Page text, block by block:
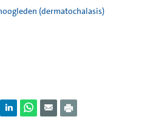
(dermatochalasis)